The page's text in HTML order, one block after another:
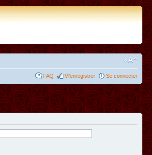
FAQ M’enregistrer Se connecter